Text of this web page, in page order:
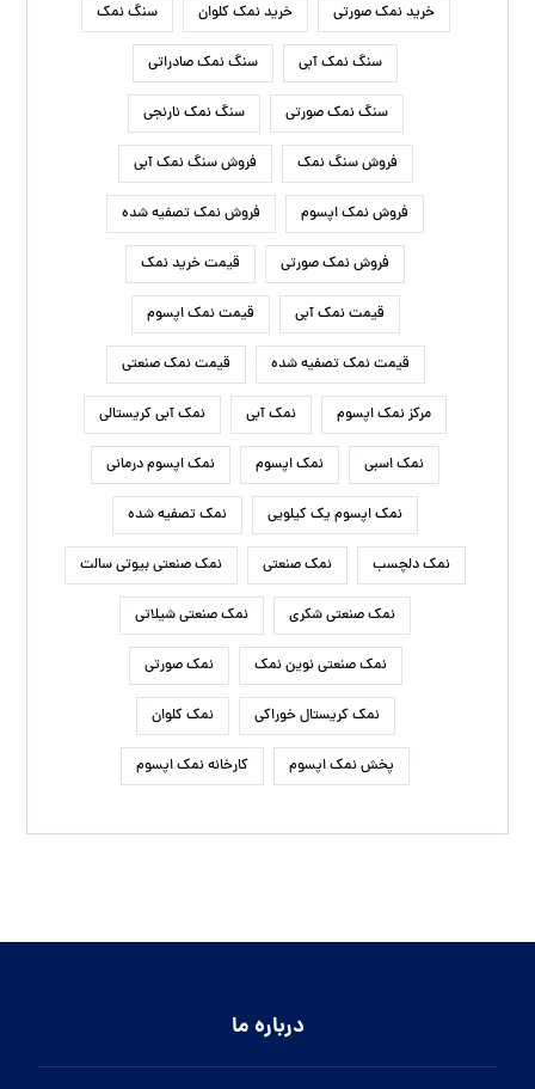
خرید نمک صورتی خرید نمک کلوان سنگ نمک
سنگ نمک آبی سنگ نمک صادراتی
سنگ نمک صورتی سنگ نمک نارنجی
فروش سنگ نمک فروش سنگ نمک آبی
فروش نمک اپسوم فروش نمک تصفیه شده
فروش نمک صورتی قیمت خرید نمک
قیمت نمک آبی قیمت نمک اپسوم
قیمت نمک تصفیه شده قیمت نمک صنعتی
مرکز نمک اپسوم نمک آبی نمک آبی کریستالی
نمک اسبی نمک اپسوم نمک اپسوم درمانی
نمک اپسوم یک کیلویی نمک تصفیه شده
نمک دلچسب نمک صنعتی نمک صنعتی بیوتی سالت
نمک صنعتی شکری نمک صنعتی شیلاتی
نمک صنعتی نوین نمک نمک صورتی
نمک کریستال خوراکی نمک کلوان
پخش نمک اپسوم کارخانه نمک اپسوم
درباره ما